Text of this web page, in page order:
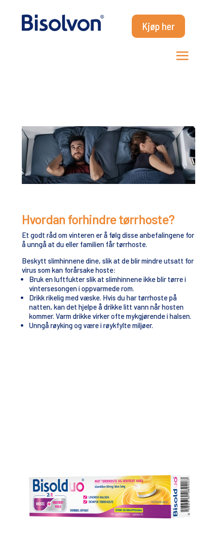
Kjøp her
Hvordan forhindre tørrhoste?
Et godt råd om vinteren er å følg disse anbefalingene for
å unngå at du eller familien får tørrhoste.
Beskytt slimhinnene dine, slik at de blir mindre utsatt for
virus som kan forårsake hoste:
Bruk en luftfukter slik at slimhinnene ikke blir tørre i
vintersesongen i oppvarmede rom.
Drikk rikelig med væske. Hvis du har tørrhoste på
natten, kan det hjelpe å drikke litt vann når hosten
kommer. Varm drikke virker ofte mykgjørende i halsen.
Unngå røyking og være i røykfylte miljøer.